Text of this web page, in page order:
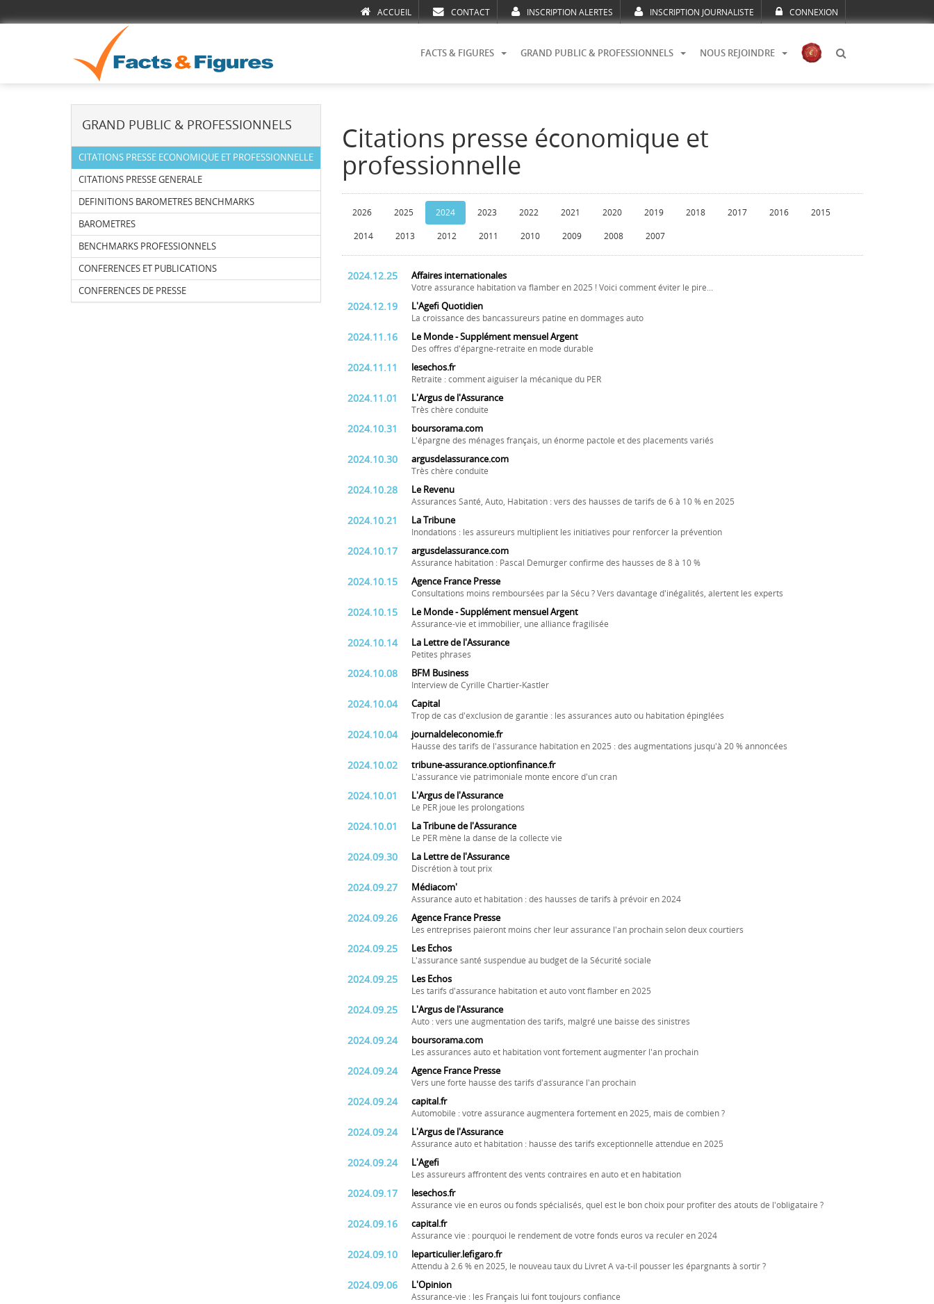
ACCUEIL CONTACT INSCRIPTION ALERTES INSCRIPTION JOURNALISTE CONNEXION
FACTS & FIGURES GRAND PUBLIC & PROFESSIONNELS NOUS REJOINDRE
GRAND PUBLIC & PROFESSIONNELS
CITATIONS PRESSE ECONOMIQUE ET PROFESSIONNELLE
CITATIONS PRESSE GENERALE
DEFINITIONS BAROMETRES BENCHMARKS
BAROMETRES
BENCHMARKS PROFESSIONNELS
CONFERENCES ET PUBLICATIONS
CONFERENCES DE PRESSE
Citations presse économique et
professionnelle
2026 2025 2024 2023 2022 2021 2020 2019 2018 2017 2016 2015
2014 2013 2012 2011 2010 2009 2008 2007
2024.12.25 Affaires internationales
Votre assurance habitation va flamber en 2025 ! Voici comment éviter le pire...
2024.12.19 L'Agefi Quotidien
La croissance des bancassureurs patine en dommages auto
2024.11.16 Le Monde - Supplément mensuel Argent
Des offres d'épargne-retraite en mode durable
2024.11.11 lesechos.fr
Retraite : comment aiguiser la mécanique du PER
2024.11.01 L'Argus de l'Assurance
Très chère conduite
2024.10.31 boursorama.com
L'épargne des ménages français, un énorme pactole et des placements variés
2024.10.30 argusdelassurance.com
Très chère conduite
2024.10.28 Le Revenu
Assurances Santé, Auto, Habitation : vers des hausses de tarifs de 6 à 10 % en 2025
2024.10.21 La Tribune
Inondations : les assureurs multiplient les initiatives pour renforcer la prévention
2024.10.17 argusdelassurance.com
Assurance habitation : Pascal Demurger confirme des hausses de 8 à 10 %
2024.10.15 Agence France Presse
Consultations moins remboursées par la Sécu ? Vers davantage d'inégalités, alertent les experts
2024.10.15 Le Monde - Supplément mensuel Argent
Assurance-vie et immobilier, une alliance fragilisée
2024.10.14 La Lettre de l'Assurance
Petites phrases
2024.10.08 BFM Business
Interview de Cyrille Chartier-Kastler
2024.10.04 Capital
Trop de cas d'exclusion de garantie : les assurances auto ou habitation épinglées
2024.10.04 journaldeleconomie.fr
Hausse des tarifs de l'assurance habitation en 2025 : des augmentations jusqu'à 20 % annoncées
2024.10.02 tribune-assurance.optionfinance.fr
L'assurance vie patrimoniale monte encore d'un cran
2024.10.01 L'Argus de l'Assurance
Le PER joue les prolongations
2024.10.01 La Tribune de l'Assurance
Le PER mène la danse de la collecte vie
2024.09.30 La Lettre de l'Assurance
Discrétion à tout prix
2024.09.27 Médiacom'
Assurance auto et habitation : des hausses de tarifs à prévoir en 2024
2024.09.26 Agence France Presse
Les entreprises paieront moins cher leur assurance l'an prochain selon deux courtiers
2024.09.25 Les Echos
L'assurance santé suspendue au budget de la Sécurité sociale
2024.09.25 Les Echos
Les tarifs d'assurance habitation et auto vont flamber en 2025
2024.09.25 L'Argus de l'Assurance
Auto : vers une augmentation des tarifs, malgré une baisse des sinistres
2024.09.24 boursorama.com
Les assurances auto et habitation vont fortement augmenter l'an prochain
2024.09.24 Agence France Presse
Vers une forte hausse des tarifs d'assurance l'an prochain
2024.09.24 capital.fr
Automobile : votre assurance augmentera fortement en 2025, mais de combien ?
2024.09.24 L'Argus de l'Assurance
Assurance auto et habitation : hausse des tarifs exceptionnelle attendue en 2025
2024.09.24 L'Agefi
Les assureurs affrontent des vents contraires en auto et en habitation
2024.09.17 lesechos.fr
Assurance vie en euros ou fonds spécialisés, quel est le bon choix pour profiter des atouts de l'obligataire ?
2024.09.16 capital.fr
Assurance vie : pourquoi le rendement de votre fonds euros va reculer en 2024
2024.09.10 leparticulier.lefigaro.fr
Attendu à 2.6 % en 2025, le nouveau taux du Livret A va-t-il pousser les épargnants à sortir ?
2024.09.06 L'Opinion
Assurance-vie : les Français lui font toujours confiance